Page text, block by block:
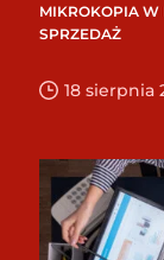
MIKROKOPIA W
SPRZEDAŻ
18 sierpnia